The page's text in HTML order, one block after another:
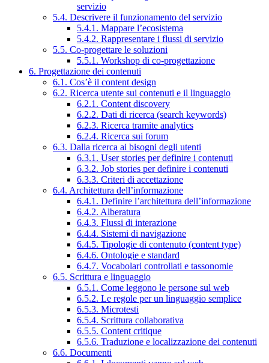
servizio
5.4. Descrivere il funzionamento del servizio
5.4.1. Mappare l’ecosistema
5.4.2. Rappresentare i flussi di servizio
5.5. Co-progettare le soluzioni
5.5.1. Workshop di co-progettazione
6. Progettazione dei contenuti
6.1. Cos’è il content design
6.2. Ricerca utente sui contenuti e il linguaggio
6.2.1. Content discovery
6.2.2. Dati di ricerca (search keywords)
6.2.3. Ricerca tramite analytics
6.2.4. Ricerca sui forum
6.3. Dalla ricerca ai bisogni degli utenti
6.3.1. User stories per definire i contenuti
6.3.2. Job stories per definire i contenuti
6.3.3. Criteri di accettazione
6.4. Architettura dell’informazione
6.4.1. Definire l’architettura dell’informazione
6.4.2. Alberatura
6.4.3. Flussi di interazione
6.4.4. Sistemi di navigazione
6.4.5. Tipologie di contenuto (content type)
6.4.6. Ontologie e standard
6.4.7. Vocabolari controllati e tassonomie
6.5. Scrittura e linguaggio
6.5.1. Come leggono le persone sul web
6.5.2. Le regole per un linguaggio semplice
6.5.3. Microtesti
6.5.4. Scrittura collaborativa
6.5.5. Content critique
6.5.6. Traduzione e localizzazione dei contenuti
6.6. Documenti